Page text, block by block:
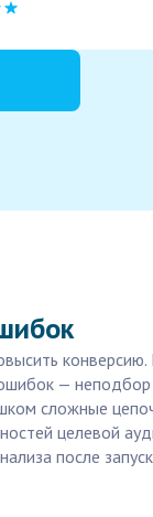
— неподбор
сложные
целевой
после